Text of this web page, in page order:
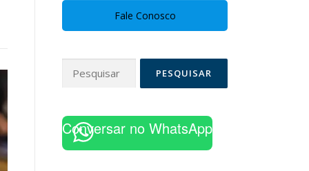
Fale Conosco
Conversar no WhatsApp